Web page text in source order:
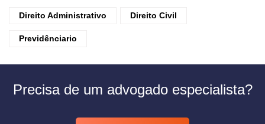
Direito Administrativo Direito Civil
Previdênciario
Precisa de um advogado especialista?